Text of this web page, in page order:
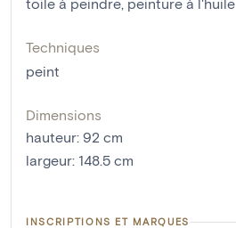
Techniques
peint
Dimensions
hauteur: 92 cm
largeur: 148.5 cm
INSCRIPTIONS ET MARQUES